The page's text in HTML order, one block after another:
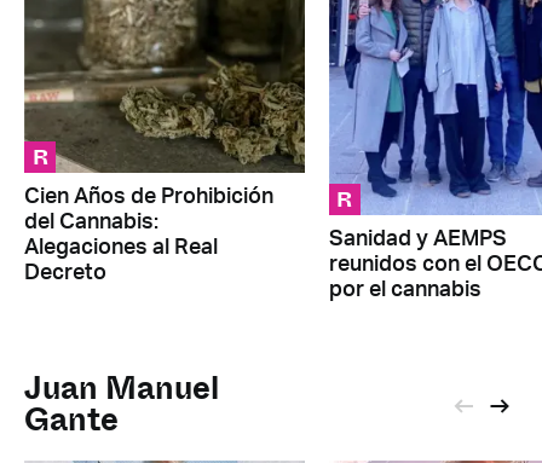
R
Cien Años de Prohibición
del Cannabis:
Alegaciones al Real
Decreto
R
Sanidad y AEMPS
reunidos con el
por el cannabis
Juan Manuel
Gante